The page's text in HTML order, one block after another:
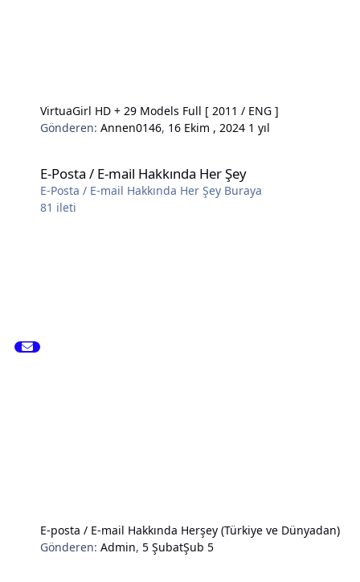
VirtuaGirl HD + 29 Models Full [ 2011 / ENG ]
Gönderen:Annen0146, 16 Ekim , 2024 1 yıl
E-Posta / E-mail Hakkında Her Şey
E-Posta / E-mail Hakkında Her Şey Buraya
81 ileti
E-posta / E-mail Hakkında Herşey (Türkiye ve Dünyadan)
Gönderen:Admin,5 ŞubatŞub 5